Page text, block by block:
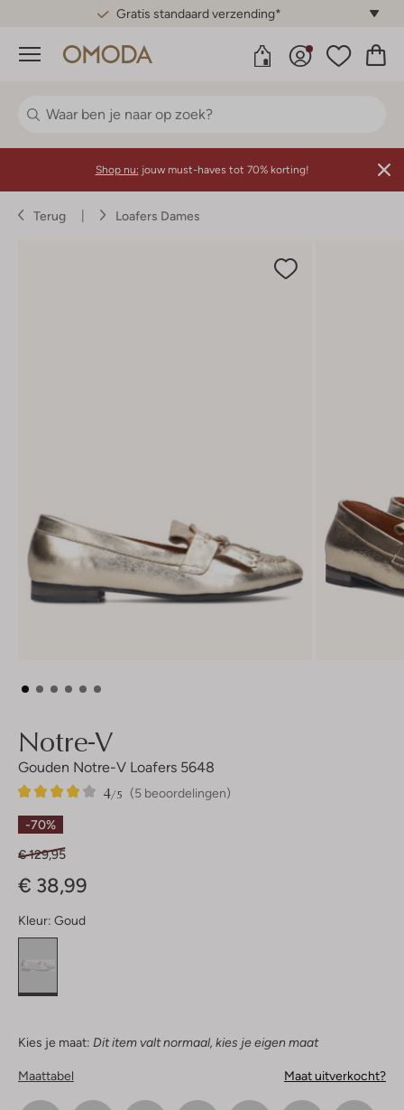
Gratis standaard verzending*
Menu
Shop nu: jouw must-haves tot 70% korting!
Terug Loafers Dames
Notre-V
Gouden Notre-V Loafers 5648
(5 beoordelingen)
4/5
5
4
Sterren
-70%
€ 129,95
€ 38,99
Kleur: Goud
Kies je maat: Dit item valt normaal, kies je eigen maat
Maattabel Maat uitverkocht?